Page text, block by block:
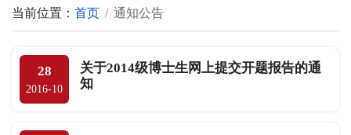
当前位置： 首页 通知公告
28
2016-10
关于2014级博士生网上提交开题报告的通
知